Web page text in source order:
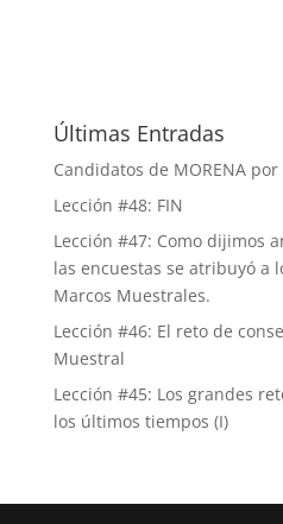
Últimas Entradas
Candidatos de MORENA
Lección #48: FIN
Lección #47: Como dijimos
las encuestas se atribuyó a
Marcos Muestrales.
Lección #46: El reto de
Muestral
Lección #45: Los grandes
los últimos tiempos (I)